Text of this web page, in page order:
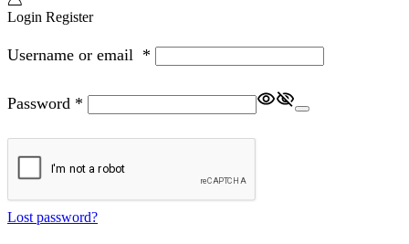
Login Register
Username or email *
Password *
Lost password?